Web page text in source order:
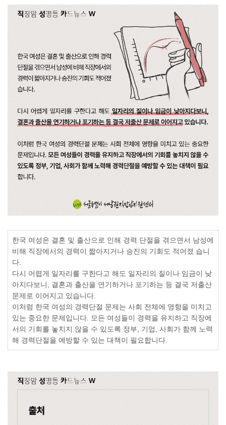
한국 여성은 결혼 및 출산으로 인해 경력 단절을 겪으면서 남성에
비해 직장에서의 경력이 짧아지거나 승진의 기회도 적어졌 습니
다
다시 어렵게 일자리를 구한다고 해도 일자리의 질이나 임금이 낮
아지다보니
결혼과 출산을 연기하거나 포기하는 등 결국 저출산
문제로 이어지고 있습니다
이처럼 한국 여성의 경력단절 문제는 사회 전체에 영향을 미치고
있는 중요한 문제입니다
모든 여성들이 경력을 유지하고 직장에
서의 기회를 놓치지 않을 수 있도록 정부
기업
사회가 함께 노력
해 경력단절을 예방할 수 있는 대책이 필요합니다